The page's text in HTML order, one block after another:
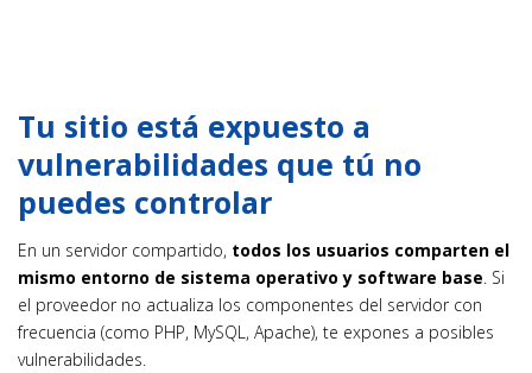
Tu sitio está expuesto a
vulnerabilidades que tú no
puedes controlar
En un servidor compartido, todos los usuarios comparten el
mismo entorno de sistema operativo y software base. Si
el proveedor no actualiza los componentes del servidor con
frecuencia (como PHP, MySQL, Apache), te expones a posibles
vulnerabilidades.